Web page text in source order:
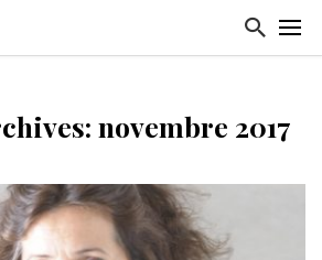
novembre 2017